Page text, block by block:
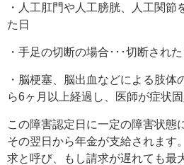
・人工肛門や人工膀胱、人工関節
た日
・手足の切断の場合･･･切断された
・脳梗塞、脳出血などによる肢体
ら6ヶ月以上経過し、医師が症状
この障害認定日に一定の障害状態
その翌日から年金が支給されます
求と呼び、もし請求が遅れても最